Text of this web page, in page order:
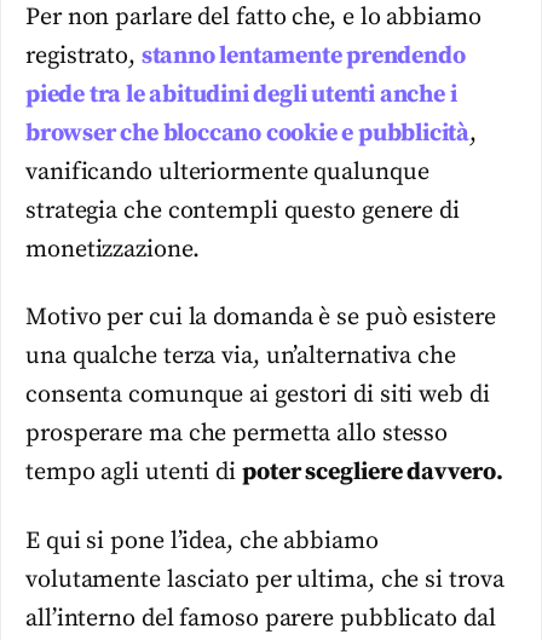
Per non parlare del fatto che, e lo abbiamo
registrato, stanno lentamente prendendo
piede tra le abitudini degli utenti anche i
browser che bloccano cookie e pubblicità,
vanificando ulteriormente qualunque
strategia che contempli questo genere di
monetizzazione.
Motivo per cui la domanda è se può esistere
una qualche terza via, un’alternativa che
consenta comunque ai gestori di siti web di
prosperare ma che permetta allo stesso
tempo agli utenti di poter scegliere davvero.
E qui si pone l’idea, che abbiamo
volutamente lasciato per ultima, che si trova
all’interno del famoso parere pubblicato dal